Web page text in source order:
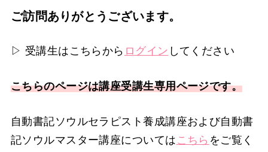
ご訪問ありがとうございます。
▷ 受講生はこちらから ログイン してください
こちらのページは講座受講生専用ページです。
自動書記ソウルセラピスト養成講座および自動書
記ソウルマスター講座については こちら をご覧く